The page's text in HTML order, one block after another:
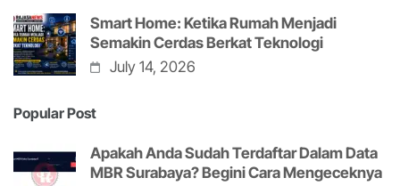
Smart Home: Ketika Rumah Menjadi
Semakin Cerdas Berkat Teknologi
July 14, 2026
Popular Post
Apakah Anda Sudah Terdaftar Dalam Data
MBR Surabaya? Begini Cara Mengeceknya